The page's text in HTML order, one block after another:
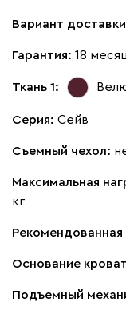
Вариант
Гарантия: 18
Ткань 1:
Серия: Сейв
Съемный чехол:
Максимальная
кг
Основание
Подъемный